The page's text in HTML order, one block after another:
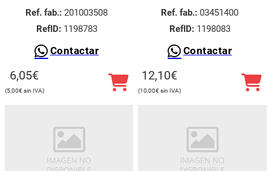
Ref. fab.: 201003508
RefID:1198783
Contactar
6,05€
5,00€
Ref. fab.: 03451400
RefID:1198083
Contactar
12,10€
10,00€